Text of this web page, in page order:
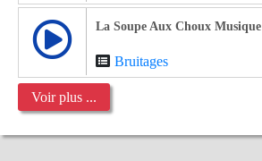
La Soupe Aux Choux Musique
Bruitages
Voir plus ...